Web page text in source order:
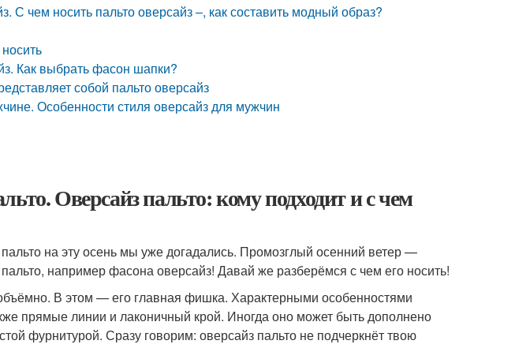
С чем носить пальто оверсайз –, как составить модный образ?
Как выбрать фасон шапки?
собой пальто оверсайз
Особенности стиля оверсайз для мужчин
Оверсайз пальто: кому подходит и с чем
на эту осень мы уже догадались. Промозглый осенний ветер —
например фасона оверсайз! Давай же разберёмся с чем его носить!
В этом — его главная фишка. Характерными особенностями
прямые линии и лаконичный крой. Иногда оно может быть дополнено
фурнитурой. Сразу говорим: оверсайз пальто не подчеркнёт твою